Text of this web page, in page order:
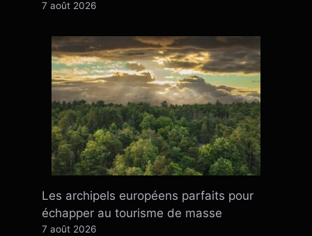
7 août 2026
Les archipels européens parfaits pour
échapper au tourisme de masse
7 août 2026